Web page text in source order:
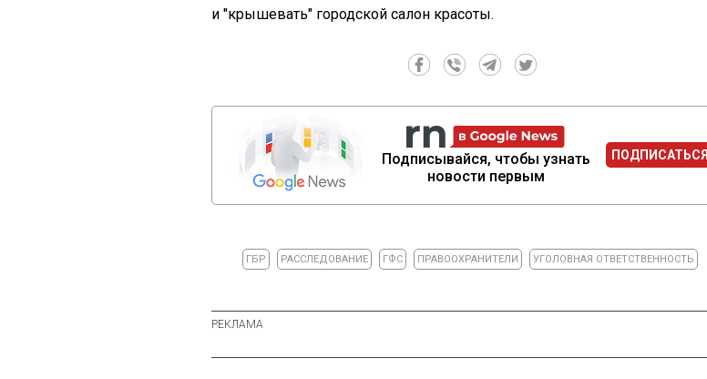
и "крышевать" городской салон красоты.
Подписывайся, чтобы узнать
новости первым
ПОДПИСАТЬСЯ
ГБР РАССЛЕДОВАНИЕ ГФС ПРАВООХРАНИТЕЛИ УГОЛОВНАЯ ОТВЕТСТВЕННОСТЬ